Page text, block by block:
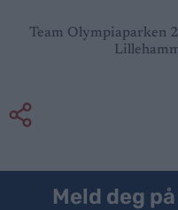
Team Olympiaparken
Meld deg